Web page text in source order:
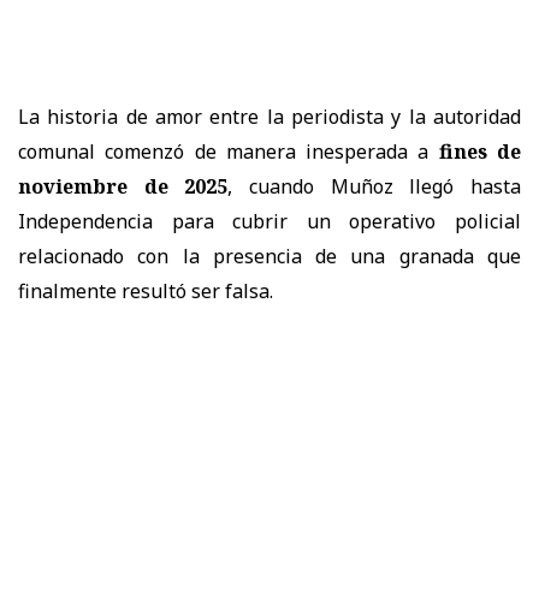
La historia de amor entre la periodista y la autoridad
comunal comenzó de manera inesperada a fines de
noviembre de 2025, cuando Muñoz llegó hasta
Independencia para cubrir un operativo policial
relacionado con la presencia de una granada que
finalmente resultó ser falsa.